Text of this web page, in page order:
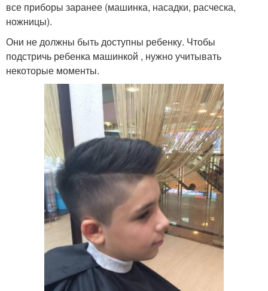
все приборы заранее (машинка, насадки, расческа,
ножницы).
Они не должны быть доступны ребенку. Чтобы
подстричь ребенка машинкой , нужно учитывать
некоторые моменты.